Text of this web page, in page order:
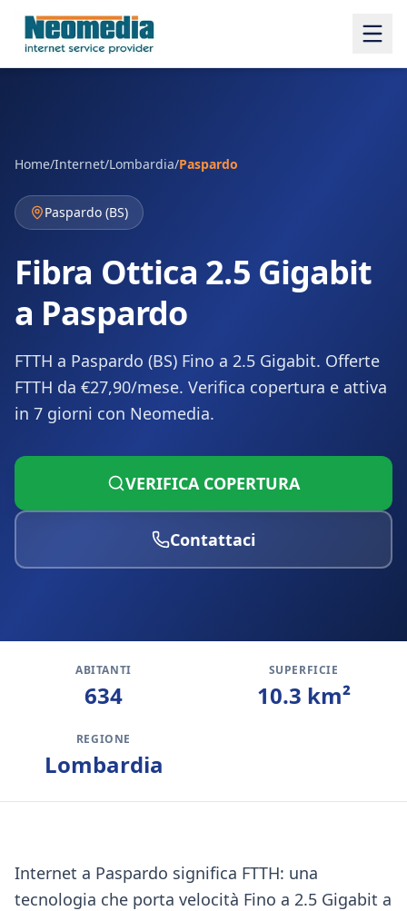
Home/Internet/Lombardia/Paspardo
Paspardo (BS)
Fibra Ottica 2.5 Gigabit
a Paspardo
FTTH a Paspardo (BS) Fino a 2.5 Gigabit. Offerte
FTTH da €27,90/mese. Verifica copertura e attiva
in 7 giorni con Neomedia.
VERIFICA COPERTURA
Contattaci
ABITANTI
634
SUPERFICIE
10.3 km²
REGIONE
Lombardia
Internet a Paspardo significa FTTH: una
tecnologia che porta velocità Fino a 2.5 Gigabit a